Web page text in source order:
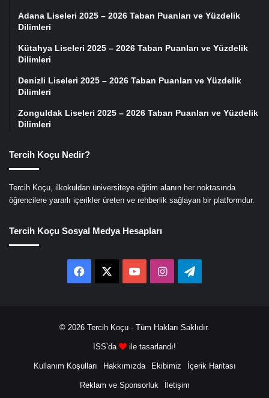
Adana Liseleri 2025 – 2026 Taban Puanları ve Yüzdelik
Dilimleri
Kütahya Liseleri 2025 – 2026 Taban Puanları ve Yüzdelik
Dilimleri
Denizli Liseleri 2025 – 2026 Taban Puanları ve Yüzdelik
Dilimleri
Zonguldak Liseleri 2025 – 2026 Taban Puanları ve Yüzdelik
Dilimleri
Tercih Koçu Nedir?
Tercih Koçu, ilkokuldan üniversiteye eğitim alanın her noktasında
öğrencilere yararlı içerikler üreten ve rehberlik sağlayan bir platformdur.
Tercih Koçu Sosyal Medya Hesapları
Facebook YouTubeInstagramTelegram
© 2026 Tercih Koçu - Tüm Hakları Saklıdır.
ISS’da ile tasarlandı!
Kullanım Koşulları Hakkımızda Ekibimiz İçerik Haritası
Reklam ve Sponsorluk İletişim